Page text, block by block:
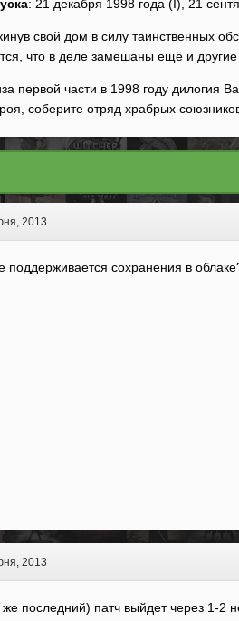
: 21 декабря 1998 года (I), 21
свой дом в силу таинственных
что в деле замешаны ещё и
первой части в 1998 году дилогия
соберите отряд храбрых
2013
поддерживается сохранения в
2013
последний) патч выйдет через 1-2